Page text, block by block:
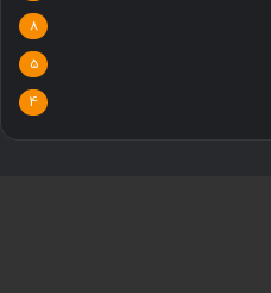
8
5
4